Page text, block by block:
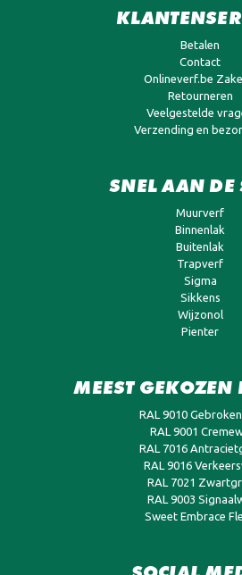
Betalen
Contact
Onlineverf.be
Retourneren
Veelgestelde
Verzending en
SNEL AAN DE
Muurverf
Binnenlak
Buitenlak
Trapverf
Sigma
Sikkens
Wijzonol
Pienter
MEEST GEKOZEN
RAL 9010
RAL 9001
RAL 7016
RAL 9016
RAL 7021
RAL 9003
Sweet Embrace